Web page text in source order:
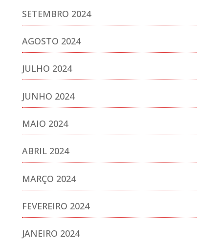
SETEMBRO 2024
AGOSTO 2024
JULHO 2024
JUNHO 2024
MAIO 2024
ABRIL 2024
MARÇO 2024
FEVEREIRO 2024
JANEIRO 2024